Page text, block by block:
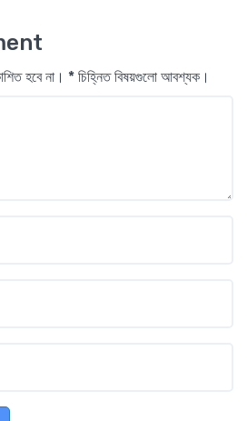
হবে না। * চিহ্নিত বিষয়গুলো আবশ্যক।